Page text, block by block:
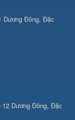
Dương Đông, Đặc
12 Dương Đông, Đặc